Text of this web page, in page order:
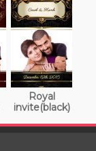
Royal
invite(black)